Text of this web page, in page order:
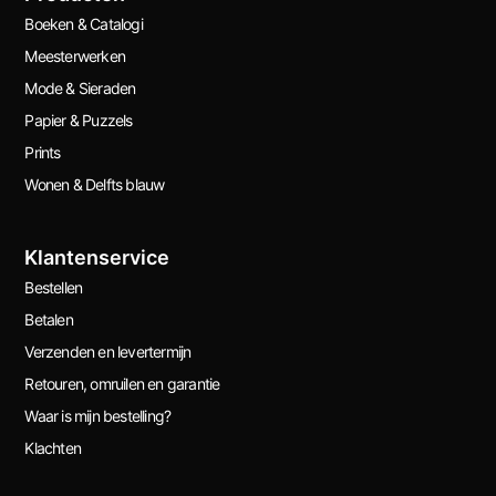
Boeken & Catalogi
Meesterwerken
Mode & Sieraden
Papier & Puzzels
Prints
Wonen & Delfts blauw
Klantenservice
Bestellen
Betalen
Verzenden en levertermijn
Retouren, omruilen en garantie
Waar is mijn bestelling?
Klachten